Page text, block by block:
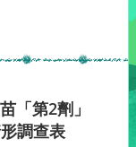
「第2劑」
調查表